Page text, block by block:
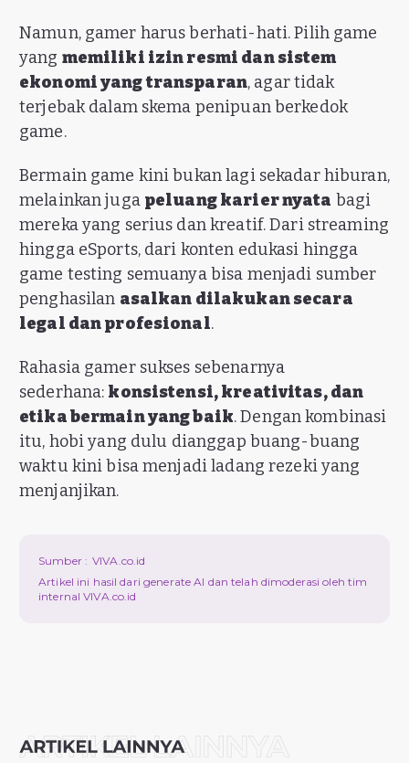
Namun, gamer harus berhati-hati. Pilih game
yang memiliki izin resmi dan sistem
ekonomi yang transparan, agar tidak
terjebak dalam skema penipuan berkedok
game.
Bermain game kini bukan lagi sekadar hiburan,
melainkan juga peluang karier nyata bagi
mereka yang serius dan kreatif. Dari streaming
hingga eSports, dari konten edukasi hingga
game testing semuanya bisa menjadi sumber
penghasilan asalkan dilakukan secara
legal dan profesional.
Rahasia gamer sukses sebenarnya
sederhana: konsistensi, kreativitas, dan
etika bermain yang baik. Dengan kombinasi
itu, hobi yang dulu dianggap buang-buang
waktu kini bisa menjadi ladang rezeki yang
menjanjikan.
Sumber : VIVA.co.id
Artikel ini hasil dari generate AI dan telah dimoderasi oleh tim
internal VIVA.co.id